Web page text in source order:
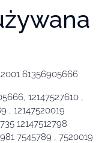
61356905666
12147527610 ,
, 12147520019
12147512798
7545789 , 7520019